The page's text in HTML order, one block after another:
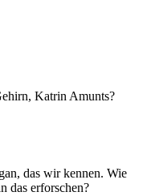
Katrin Amunts?
das wir kennen. Wie
das erforschen?